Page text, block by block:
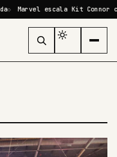
Marvel escala Kit Connor